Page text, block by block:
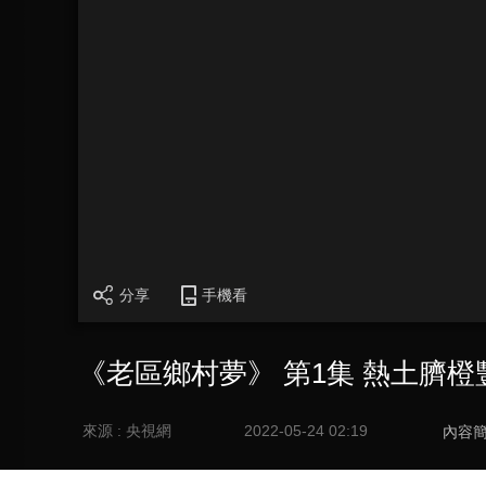
分享 手機看
《老區鄉村夢》 第1集 熱土臍橙
來源 : 央視網 2022-05-24 02:19 內容